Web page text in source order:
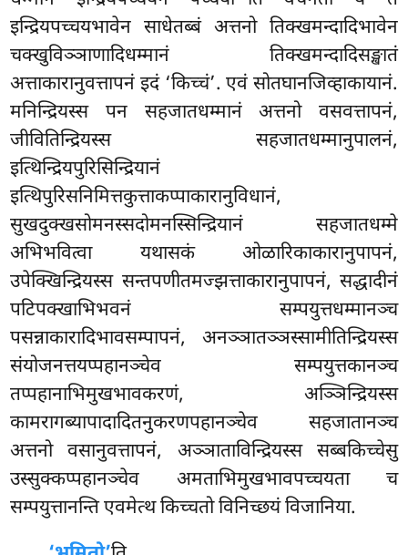
इन्द्रियपच्चयभावेन साधेतब्बं अत्तनो तिक्खमन्दादिभावेन
चक्खुविञ्ञाणादिधम्मानं तिक्खमन्दादिसङ्खातं
अत्ताकारानुवत्तापनं इदं ‘किच्चं’. एवं सोतघानजिव्हाकायानं.
मनिन्द्रियस्स पन सहजातधम्मानं अत्तनो वसवत्तापनं,
जीवितिन्द्रियस्स सहजातधम्मानुपालनं,
इत्थिन्द्रियपुरिसिन्द्रियानं
इत्थिपुरिसनिमित्तकुत्ताकप्पाकारानुविधानं,
सुखदुक्खसोमनस्सदोमनस्सिन्द्रियानं सहजातधम्मे
अभिभवित्वा यथासकं ओळारिकाकारानुपापनं,
उपेक्खिन्द्रियस्स सन्तपणीतमज्झत्ताकारानुपापनं, सद्धादीनं
पटिपक्खाभिभवनं सम्पयुत्तधम्मानञ्च
पसन्नाकारादिभावसम्पापनं, अनञ्ञातञ्ञस्सामीतिन्द्रियस्स
संयोजनत्तयप्पहानञ्चेव सम्पयुत्तकानञ्च
तप्पहानाभिमुखभावकरणं, अञ्ञिन्द्रियस्स
कामरागब्यापादादितनुकरणपहानञ्चेव सहजातानञ्च
अत्तनो वसानुवत्तापनं, अञ्ञाताविन्द्रियस्स सब्बकिच्चेसु
उस्सुक्कप्पहानञ्चेव अमताभिमुखभावपच्चयता च
सम्पयुत्तानन्ति एवमेत्थ किच्चतो विनिच्छयं विजानिया.